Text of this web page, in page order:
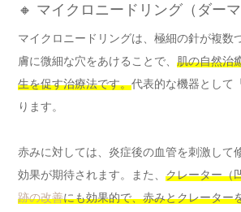
🔸 マイクロニードリング（ダーマ
マイクロニードリングは、極細の針が複数
膚に微細な穴をあけることで、 肌の自然治
生を促す治療法です。代表的な機器として
ります。
赤みに対しては、炎症後の血管を刺激して
効果が期待されます。また、 クレーター（
跡の改善にも効果的で、赤みとクレーター